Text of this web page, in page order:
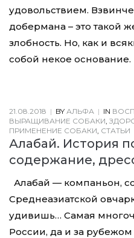
удовольствием.
добермана – это такой
злобность. Но, как и
собой некое основание.
21.08.2018 | BY АЛЬФА | IN
ВЫРАЩИВАНИЕ СОБАКИ,
ПРИМЕНЕНИЕ СОБАКИ, СТАТЬИ
Алабай. История
содержание,
Алабай — компаньон,
Среднеазиатской
удивишь… Самая
России, да и за рубежом